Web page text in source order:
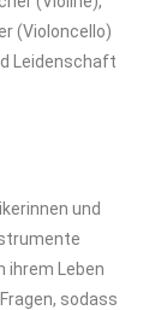
(Violoncello)
Leidenschaft
und
ihrem Leben
sodass